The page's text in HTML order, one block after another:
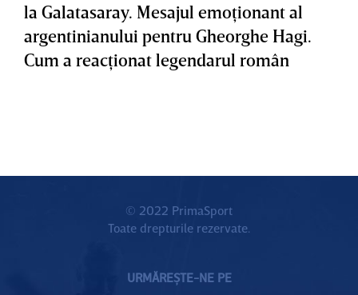
la Galatasaray. Mesajul emoţionant al
argentinianului pentru Gheorghe Hagi.
Cum a reacţionat legendarul român
© 2022 PrimaSport
Toate drepturile rezervate.
URMĂREȘTE-NE PE